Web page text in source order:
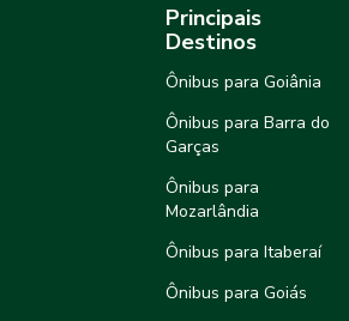
Principais
Destinos
Ônibus para Goiânia
Ônibus para Barra do
Garças
Ônibus para
Mozarlândia
Ônibus para Itaberaí
Ônibus para Goiás